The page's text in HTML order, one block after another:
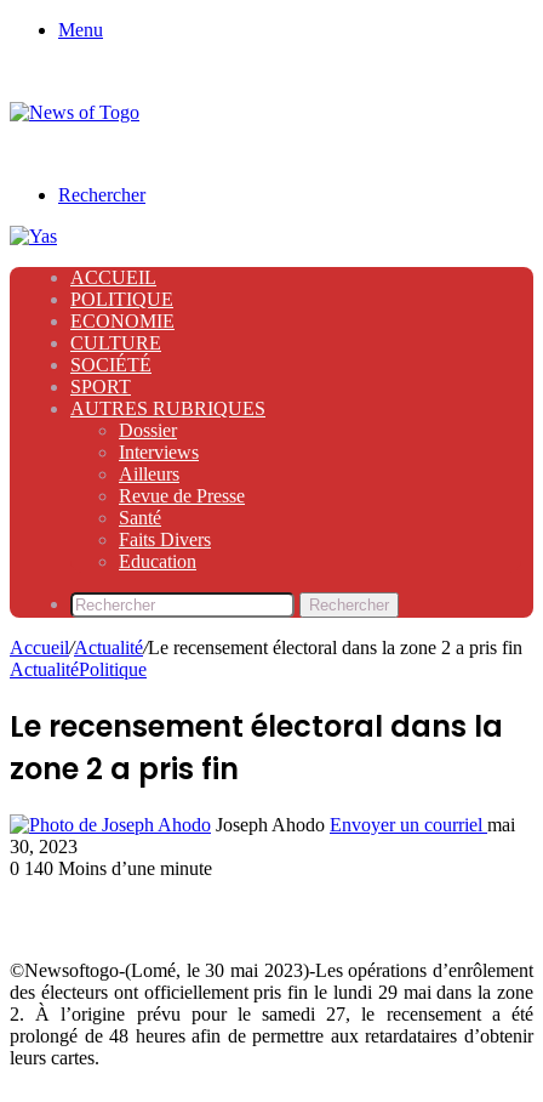
Menu
Rechercher
ACCUEIL
POLITIQUE
ECONOMIE
CULTURE
SOCIÉTÉ
SPORT
AUTRES RUBRIQUES
Dossier
Interviews
Ailleurs
Revue de Presse
Santé
Faits Divers
Education
Rechercher
Accueil/Actualité/Le recensement électoral dans la zone 2 a pris fin
ActualitéPolitique
Le recensement électoral dans la
zone 2 a pris fin
Joseph Ahodo Envoyer un courriel mai
30, 2023
0 140 Moins d’une minute
©Newsoftogo-(Lomé, le 30 mai 2023)-Les opérations d’enrôlement
des électeurs ont officiellement pris fin le lundi 29 mai dans la zone
2. À l’origine prévu pour le samedi 27, le recensement a été
prolongé de 48 heures afin de permettre aux retardataires d’obtenir
leurs cartes.